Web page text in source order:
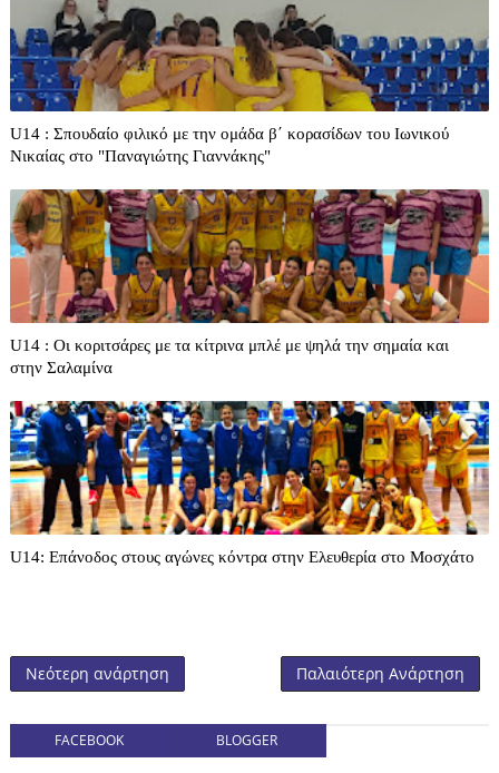
U14 : Σπουδαίο φιλικό με την ομάδα β΄ κορασίδων του Ιωνικού
Νικαίας στο "Παναγιώτης Γιαννάκης"
U14 : Οι κοριτσάρες με τα κίτρινα μπλέ με ψηλά την σημαία και
στην Σαλαμίνα
U14: Επάνοδος στους αγώνες κόντρα στην Ελευθερία στο Μοσχάτο
Νεότερη ανάρτηση Παλαιότερη Ανάρτηση
FACEBOOK BLOGGER